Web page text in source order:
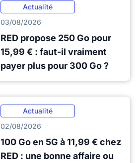
Actualité
03/08/2026
RED propose 250 Go pour
15,99 € : faut-il vraiment
payer plus pour 300 Go ?
Actualité
02/08/2026
100 Go en 5G à 11,99 € chez
RED : une bonne affaire ou